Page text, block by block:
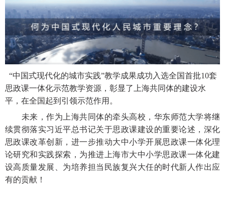
“中国式现代化的城市实践”教学成果成功入选全国首批10套
思政课一体化示范教学资源，彰显了上海共同体的建设水
平，在全国起到引领示范作用。
未来，作为上海共同体的牵头高校，华东师范大学将继
续贯彻落实习近平总书记关于思政课建设的重要论述，深化
思政课改革创新，进一步推动大中小学开展思政课一体化理
论研究和实践探索，为推进上海市大中小学思政课一体化建
设高质量发展、为培养担当民族复兴大任的时代新人作出应
有的贡献！